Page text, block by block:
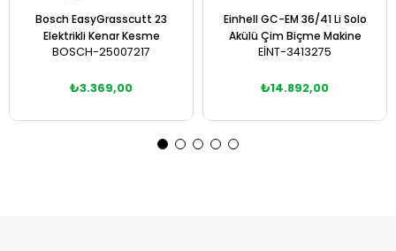
Bosch EasyGrasscutt 23
Elektrikli Kenar Kesme
BOSCH-25007217
₺3.369,00
Einhell GC-EM 36/41 Li Solo
Akülü Çim Biçme Makine
EİNT-3413275
₺14.892,00